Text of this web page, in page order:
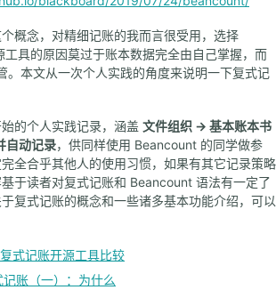
概念，对精细记账的我而言很受用，选择
具的原因莫过于账本数据完全由自己掌握，而
。本文从一次个人实践的角度来说明一下复式记
的个人实践记录，涵盖 文件组织 -> 基本账本书
自动记录，供同样使用 Beancount 的同学做参
全合乎其他人的使用习惯，如果有其它记录策略
于读者对复式记账和 Beancount 语法有一定了
复式记账的概念和一些诸多基本功能介绍，可以
式记账开源工具比较
账（一）：为什么